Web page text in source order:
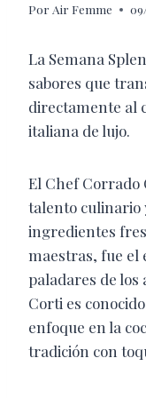
Por Air Femme
La Semana
sabores que
directamente al
italiana de lujo.
El Chef
talento culinario
ingredientes
maestras, fue el
paladares de
Corti es
enfoque en la
tradición con